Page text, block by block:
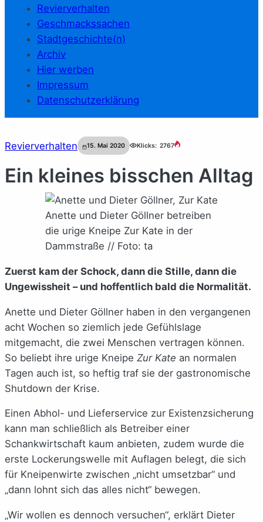
Revierverhalten
Geschmackssachen
Stadtgeschichte(n)
Archiv
Hier werben
Impressum
Datenschutzerklärung
Revierverhalten 15. Mai 2020 Klicks: 2767
Ein kleines bisschen Alltag
Anette und Dieter Göllner betreiben
die urige Kneipe Zur Kate in der
Dammstraße // Foto: ta
Zuerst kam der Schock, dann die Stille, dann die
Ungewissheit – und hoffentlich bald die Normalität.
Anette und Dieter Göllner haben in den vergangenen
acht Wochen so ziemlich jede Gefühlslage
mitgemacht, die zwei Menschen vertragen können.
So beliebt ihre urige Kneipe Zur Kate an normalen
Tagen auch ist, so heftig traf sie der gastronomische
Shutdown der Krise.
Einen Abhol- und Lieferservice zur Existenzsicherung
kann man schließlich als Betreiber einer
Schankwirtschaft kaum anbieten, zudem wurde die
erste Lockerungswelle mit Auflagen belegt, die sich
für Kneipenwirte zwischen „nicht umsetzbar“ und
„dann lohnt sich das alles nicht“ bewegen.
„Wir wollen es dennoch versuchen“, erklärt Dieter